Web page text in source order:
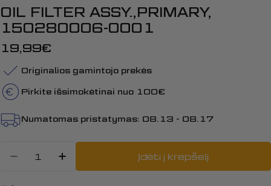
OIL FILTER ASSY.,PRIMARY,
150280006-0001
Įprasta
kaina
19,99€
Originalios gamintojo prekės
Pirkite išsimokėtinai nuo 100€
Numatomas pristatymas: 08.13 - 08.17
Sumažinti kiekį: OIL FILTER
Padidinti OIL FILTER
Įdėti į krepšelį